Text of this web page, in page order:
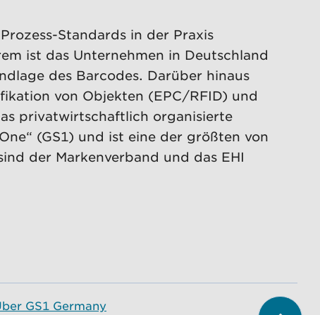
Standards in der Praxis
ist das Unternehmen in Deutschland
des Barcodes. Darüber hinaus
von Objekten (EPC/RFID) und
privatwirtschaftlich organisierte
(GS1) und ist eine der größten von
der Markenverband und das EHI
GS1 Germany